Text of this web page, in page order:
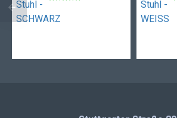
45 cm